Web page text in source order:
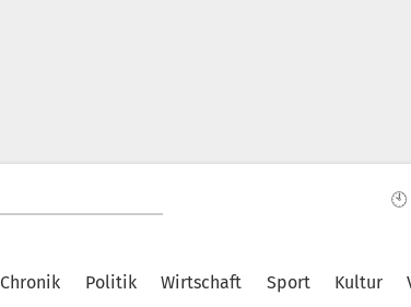
🕙
Chronik Politik Wirtschaft Sport Kultur